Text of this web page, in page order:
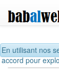
En utilisant nos
accord pour